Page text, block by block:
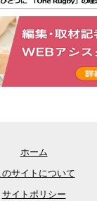
ホーム
のサイトについて
サイトポリシー